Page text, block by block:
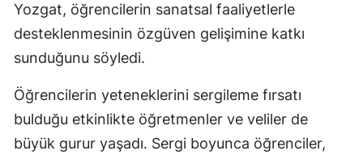
Yozgat, öğrencilerin sanatsal faaliyetlerle
desteklenmesinin özgüven gelişimine katkı
sunduğunu söyledi.
Öğrencilerin yeteneklerini sergileme fırsatı
bulduğu etkinlikte öğretmenler ve veliler de
büyük gurur yaşadı. Sergi boyunca öğrenciler,